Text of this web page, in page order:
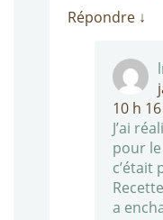
Répondre ↓
10 h
J’ai
pour
c’était
a